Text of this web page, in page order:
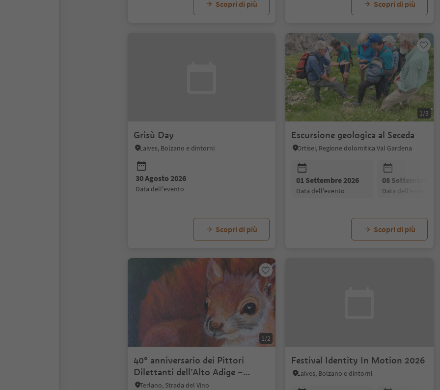
Scopri di più Scopri di più
Grisù Day
Laives, Bolzano e dintorni
30 Agosto 2026
data dell'evento
Scopri di più
1/3
Escursione geologica al Seceda
Ortisei, Regione dolomitica Val Gardena
01 Settembre 2026
data dell'evento
08 Settembre 2026
data dell'evento
Scopri di più
1/2
40° anniversario dei Pittori
Dilettanti dell’Alto Adige –
Gruppo di Terlano
Terlano, Strada del Vino
Festival Identity In Motion 2026
Laives, Bolzano e dintorni